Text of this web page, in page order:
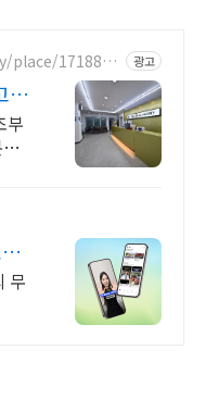
1718841
광고
부
무